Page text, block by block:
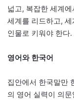
넓고, 복잡한 세계
세계를 리드하고,
인물로 키워야 한다.
영어와 한국어
집안에서 한국말만
의 영어 실력이 의